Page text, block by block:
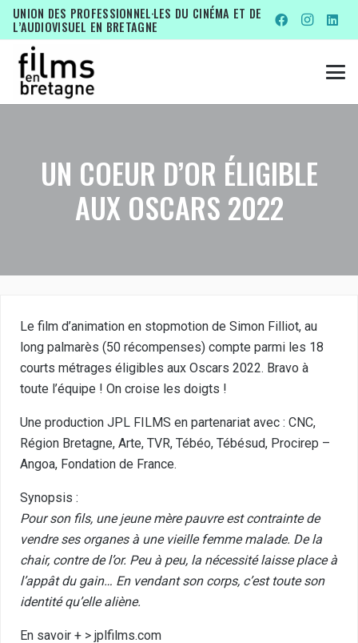
UNION DES PROFESSIONNEL·LES DU CINÉMA ET DE
L’AUDIOVISUEL EN BRETAGNE
UN COEUR D’OR ÉLIGIBLE
AUX OSCARS 2022
Le film d’animation en stopmotion de Simon Filliot, au
long palmarès (50 récompenses) compte parmi les 18
courts métrages éligibles aux Oscars 2022. Bravo à
toute l’équipe ! On croise les doigts !
Une production JPL FILMS en partenariat avec : CNC,
Région Bretagne, Arte, TVR, Tébéo, Tébésud, Procirep –
Angoa, Fondation de France.
Synopsis :
Pour son fils, une jeune mère pauvre est contrainte de
vendre ses organes à une vieille femme malade. De la
chair, contre de l’or. Peu à peu, la nécessité laisse place à
l’appât du gain… En vendant son corps, c’est toute son
identité qu’elle aliène.
En savoir + > jplfilms.com